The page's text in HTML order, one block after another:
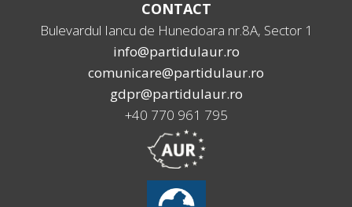
CONTACT
Bulevardul Iancu de Hunedoara nr.8A, Sector 1
info@partidulaur.ro
comunicare@partidulaur.ro
gdpr@partidulaur.ro
+40 770 961 795